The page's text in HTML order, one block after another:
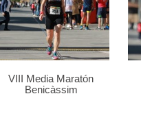
VIII Media Maratón
Benicàssim